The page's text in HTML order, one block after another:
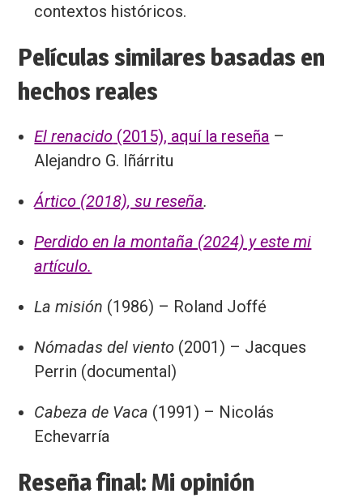
contextos históricos.
Películas similares basadas en
hechos reales
El renacido (2015), aquí la reseña –
Alejandro G. Iñárritu
Ártico (2018), su reseña.
Perdido en la montaña (2024) y este mi
artículo.
La misión (1986) – Roland Joffé
Nómadas del viento (2001) – Jacques
Perrin (documental)
Cabeza de Vaca (1991) – Nicolás
Echevarría
Reseña final: Mi opinión